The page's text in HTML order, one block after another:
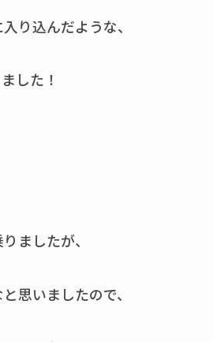
り込んだような、
した！
ましたが、
思いましたので、